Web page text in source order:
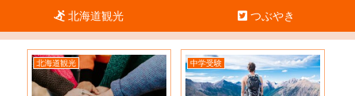
北海道観光 つぶやき
北海道観光 中学受験